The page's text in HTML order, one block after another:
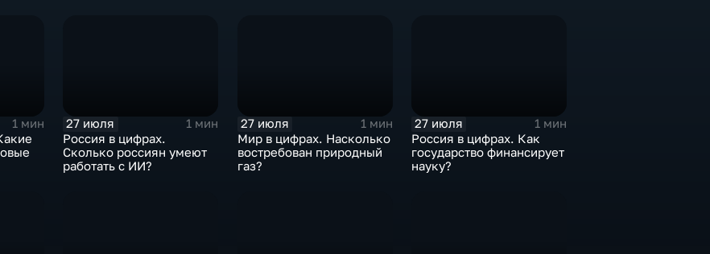
1 мин
27 июля
1 мин
Россия в цифрах.
Сколько россиян умеют
работать с ИИ?
27 июля
1 мин
Мир в цифрах. Насколько
востребован природный
газ?
27 июля
1 мин
Россия в цифрах. Как
государство финансирует
науку?